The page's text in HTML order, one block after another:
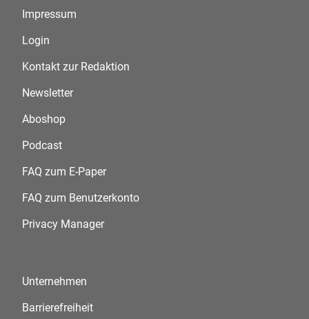
Impressum
Login
Kontakt zur Redaktion
Newsletter
Aboshop
Podcast
FAQ zum E-Paper
FAQ zum Benutzerkonto
Privacy Manager
Unternehmen
Barrierefreiheit